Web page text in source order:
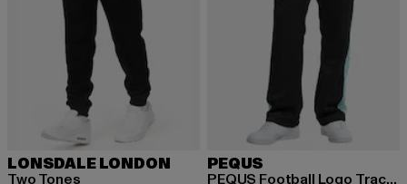
LONSDALE LONDON
Two Tones
PEQUS
PEQUS Football Logo Track Pant